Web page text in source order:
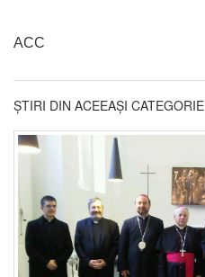
ACC
ȘTIRI DIN ACEEAȘI CATEGORIE